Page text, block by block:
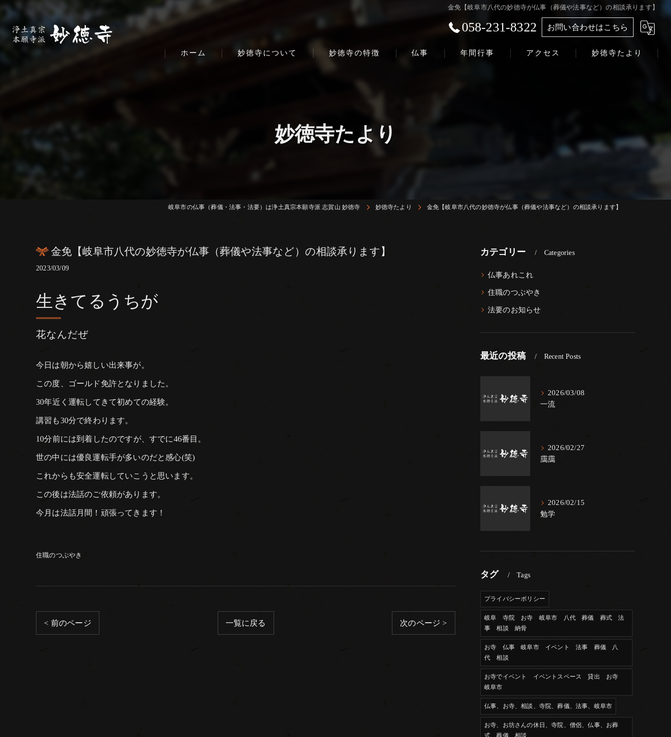
金免【岐阜市八代の妙徳寺が仏事（葬儀や法事など）の相談承ります】
058-231-8322 お問い合わせはこちら
ホーム 妙徳寺について 妙徳寺の特徴 仏事 年間行事 アクセス 妙徳寺たより
妙徳寺たより
岐阜市の仏事（葬儀・法事・法要）は浄土真宗本願寺派 志賀山 妙徳寺 妙徳寺たより 金免【岐阜市八代の妙徳寺が仏事（葬儀や法事など）の相談承ります】
金免【岐阜市八代の妙徳寺が仏事（葬儀や法事など）の相談承ります】
2023/03/09
花なんだぜ
生きてるうちが
今日は朝から嬉しい出来事が。
この度、ゴールド免許となりました。
30年近く運転してきて初めての経験。
講習も30分で終わります。
10分前には到着したのですが、すでに46番目。
世の中には優良運転手が多いのだと感心(笑)
これからも安全運転していこうと思います。
この後は法話のご依頼があります。
今月は法話月間！頑張ってきます！
住職のつぶやき
< 前のページ 一覧に戻る 次のページ >
カテゴリー Categories
仏事あれこれ
住職のつぶやき
法要のお知らせ
最近の投稿 Recent Posts
2026/03/08
一流
2026/02/27
靄靄
2026/02/15
勉学
タグ Tags
プライバシーポリシー
岐阜 寺院 お寺 岐阜市 八代 葬儀 葬式 法
事 相談 納骨
お寺 仏事 岐阜市 イベント 法事 葬儀 八
代 相談
お寺でイベント イベントスペース 貸出 お寺
岐阜市
仏事、お寺、相談、寺院、葬儀、法事、岐阜市
お寺、お坊さんの休日、寺院、僧侶、仏事、お葬
式、葬儀、相談